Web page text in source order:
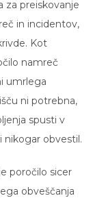
za preiskovanje
in incidentov,
Kot
namreč
umrlega
ni potrebna,
spusti v
nikogar obvestil.
poročilo sicer
obveščanja